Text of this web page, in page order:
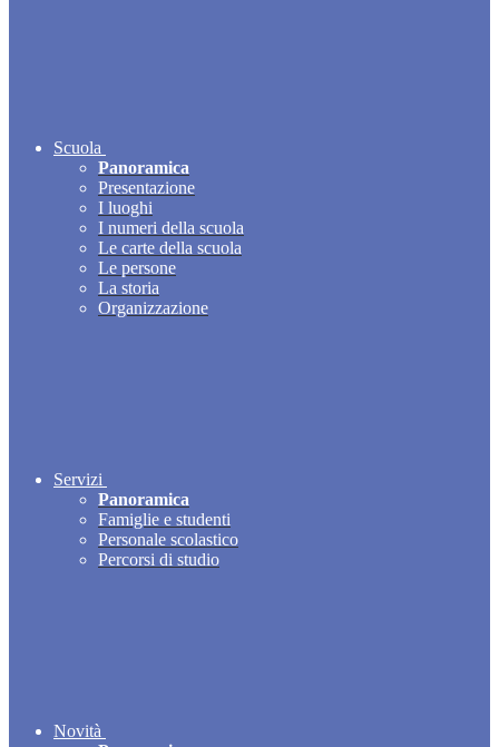
Scuola
Panoramica
Presentazione
I luoghi
I numeri della scuola
Le carte della scuola
Le persone
La storia
Organizzazione
Servizi
Panoramica
Famiglie e studenti
Personale scolastico
Percorsi di studio
Novità